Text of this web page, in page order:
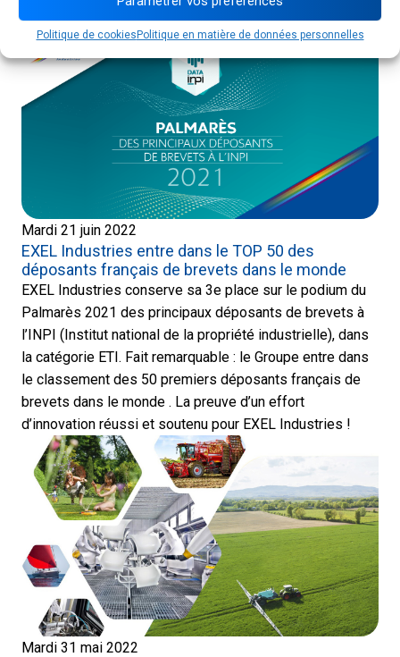
Politique de cookiesPolitique en matière de données personnelles
France.
Mardi 21 juin 2022
EXEL Industries entre dans le TOP 50 des
déposants français de brevets dans le monde
EXEL Industries conserve sa 3e place sur le podium du
Palmarès 2021 des principaux déposants de brevets à
l’INPI (Institut national de la propriété industrielle), dans
la catégorie ETI. Fait remarquable : le Groupe entre dans
le classement des 50 premiers déposants français de
brevets dans le monde . La preuve d’un effort
d’innovation réussi et soutenu pour EXEL Industries !
Mardi 31 mai 2022